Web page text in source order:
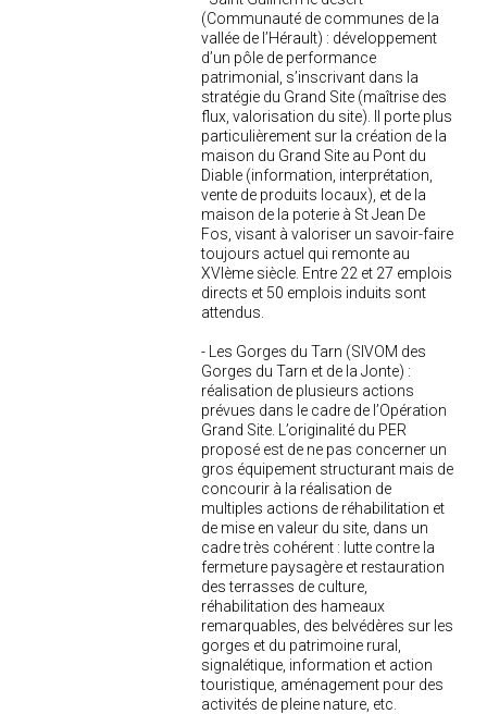
(Communauté de communes de la
vallée de l’Hérault) : développement
d’un pôle de performance
patrimonial, s’inscrivant dans la
stratégie du Grand Site (maîtrise des
flux, valorisation du site). Il porte plus
particulièrement sur la création de la
maison du Grand Site au Pont du
Diable (information, interprétation,
vente de produits locaux), et de la
maison de la poterie à St Jean De
Fos, visant à valoriser un savoir-faire
toujours actuel qui remonte au
XVIème siècle. Entre 22 et 27 emplois
directs et 50 emplois induits sont
attendus.
- Les Gorges du Tarn (SIVOM des
Gorges du Tarn et de la Jonte) :
réalisation de plusieurs actions
prévues dans le cadre de l’Opération
Grand Site. L’originalité du PER
proposé est de ne pas concerner un
gros équipement structurant mais de
concourir à la réalisation de
multiples actions de réhabilitation et
de mise en valeur du site, dans un
cadre très cohérent : lutte contre la
fermeture paysagère et restauration
des terrasses de culture,
réhabilitation des hameaux
remarquables, des belvédères sur les
gorges et du patrimoine rural,
signalétique, information et action
touristique, aménagement pour des
activités de pleine nature, etc.